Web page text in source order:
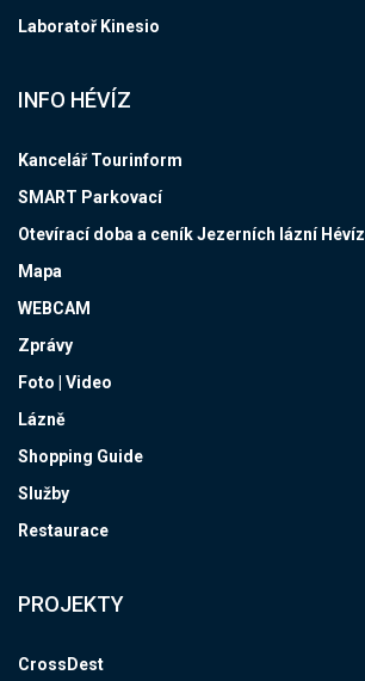
Laboratoř Kinesio
INFO HÉVÍZ
Kancelář Tourinform
SMART Parkovací
Otevírací doba a ceník Jezerních lázní Hévíz
Mapa
WEBCAM
Zprávy
Foto | Video
Lázně
Shopping Guide
Služby
Restaurace
PROJEKTY
CrossDest